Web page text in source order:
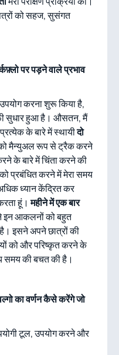
को सहज, सुसंगत
पर पड़ने वाले प्रभाव
करना शुरू किया है,
सुधार हुआ है। औसतन, मैं
के बारे में स्थायीदो
मैन्युअल रूप से ट्रैक करने
के बारे में चिंता करने की
प्रबंधित करने में मेरा समय
ध्यान केंद्रित कर
हूं। महीने में एक बार
इन आकलनों को बहुत
इसने अपने छात्रों की
को और परिष्कृत करने के
समय की बचत की है।
का वर्णन कैसे करेंगे जो
टूल, उपयोग करने और